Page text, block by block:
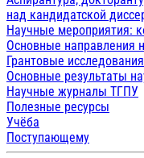
над кандидатской
Научные мероприятия:
Основные направления
Грантовые
Основные результаты
Научные журналы ТГПУ
Полезные ресурсы
Учёба
Поступающему